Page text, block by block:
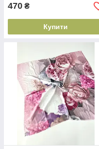
470 ₴
Купити